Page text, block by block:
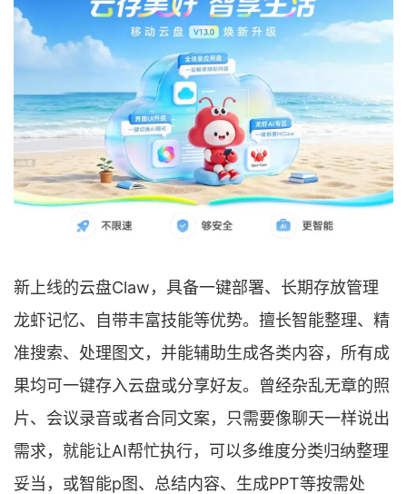
新上线的云盘Claw，具备一键部署、长期存放管理
龙虾记忆、自带丰富技能等优势。擅长智能整理、精
准搜索、处理图文，并能辅助生成各类内容，所有成
果均可一键存入云盘或分享好友。曾经杂乱无章的照
片、会议录音或者合同文案，只需要像聊天一样说出
需求，就能让AI帮忙执行，可以多维度分类归纳整理
妥当，或智能p图、总结内容、生成PPT等按需处